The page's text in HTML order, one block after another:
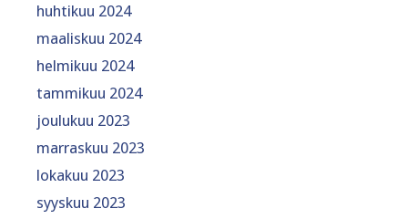
huhtikuu 2024
maaliskuu 2024
helmikuu 2024
tammikuu 2024
joulukuu 2023
marraskuu 2023
lokakuu 2023
syyskuu 2023